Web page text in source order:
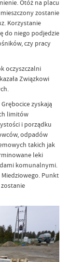
Otóż na placu
zostanie
Korzystanie
do niego podjedzie
czy pracy
oczyszczalni
Związkowi
zyskają
limitów
i porządku
odpadów
takich jak
leki
komunalnymi.
Punkt